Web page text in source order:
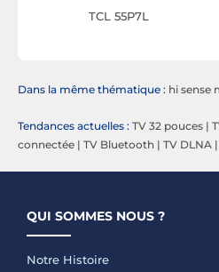
TCL 55P7L
Dans la même thématique : hi sense
Tendances actuelles : TV 32 pouces |
connectée | TV Bluetooth | TV DLNA |
QUI SOMMES NOUS ?
Notre Histoire